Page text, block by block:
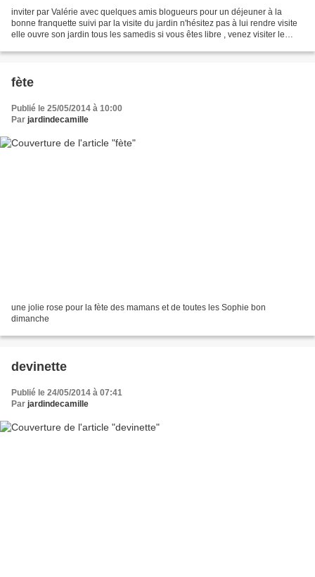
inviter par Valérie avec quelques amis blogueurs pour un déjeuner à la
bonne franquette suivi par la visite du jardin n'hésitez pas à lui rendre visite
elle ouvre son jardin tous les samedis si vous êtes libre , venez visiter le
fète
Publié le 25/05/2014 à 10:00
Par jardindecamille
une jolie rose pour la fète des mamans et de toutes les Sophie bon
dimanche
devinette
Publié le 24/05/2014 à 07:41
Par jardindecamille